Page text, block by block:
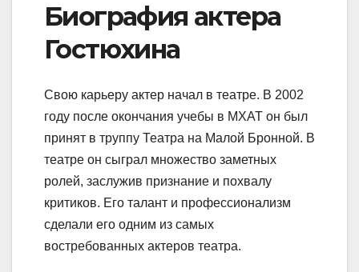
Биография актера
Гостюхина
Свою карьеру актер начал в театре. В 2002
году после окончания учебы в МХАТ он был
принят в труппу Театра на Малой Бронной. В
театре он сыграл множество заметных
ролей, заслужив признание и похвалу
критиков. Его талант и профессионализм
сделали его одним из самых
востребованных актеров театра.